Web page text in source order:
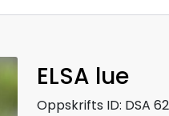
ELSA lue
Oppskrifts ID: DSA